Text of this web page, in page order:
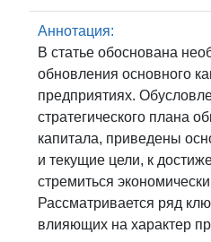
Аннотация:
В статье обоснована
обновления основного
предприятиях.
стратегического плана
капитала, приведены
и текущие цели, к
стремиться
Рассматривается ряд
влияющих на характер